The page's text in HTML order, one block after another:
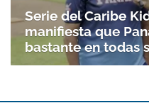
Serie del Caribe
manifiesta que
bastante en todas